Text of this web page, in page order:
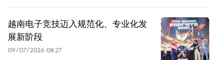
越南电子竞技迈入规范化、专业化发
展新阶段
09/07/2026 08:27